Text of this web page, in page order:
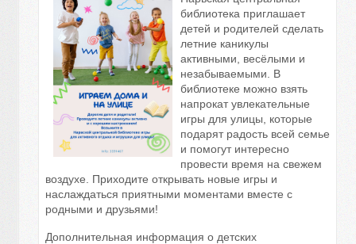
библиотека приглашает
детей и родителей сделать
летние каникулы
активными, весёлыми и
незабываемыми. В
библиотеке можно взять
напрокат увлекательные
игры для улицы, которые
подарят радость всей семье
и помогут интересно
провести время на свежем
воздухе. Приходите открывать новые игры и
наслаждаться приятными моментами вместе с
родными и друзьями!
Дополнительная информация о детских